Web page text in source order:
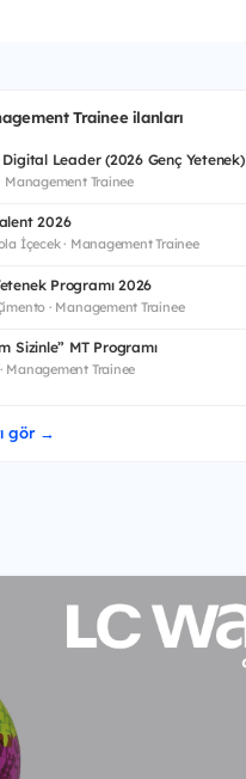
Trainee ilanları
Digital Leader (2026 Genç Yetenek)
Management Trainee
2026
İçecek · Management Trainee
Programı 2026
· Management Trainee
Sizinle” MT Programı
Management Trainee
gör →